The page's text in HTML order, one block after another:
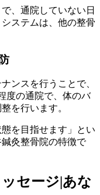
、通院していない日
ステムは、他の整骨
ンスを行うことで、
度の通院で、体のバ
を行います。
を目指せます」とい
灸整骨院の特徴で
セージ|あな